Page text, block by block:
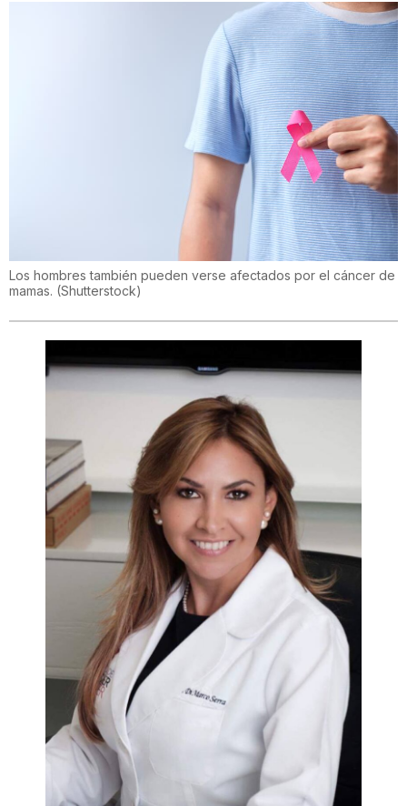
Los hombres también pueden verse afectados por el cáncer de
mamas. (Shutterstock)